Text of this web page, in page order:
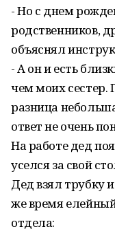
- Но с днем
родственников,
объяснял
- А он и есть
чем моих сестер.
разница
ответ не очень
На работе дед
уселся за свой
Дед взял трубку
же время
отдела: